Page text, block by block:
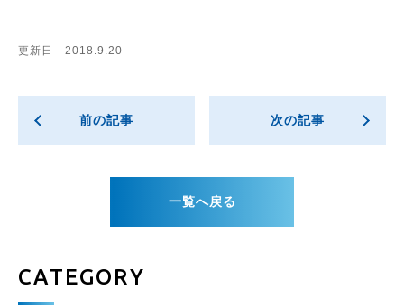
更新日 2018.9.20
前の記事
一覧へ戻る
次の記事
CATEGORY